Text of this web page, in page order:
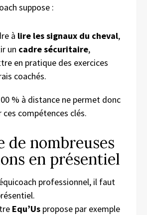
suppose :
à lire les signaux du cheval,
un cadre sécuritaire,
en pratique des exercices
coachés.
% à distance ne permet donc
ces compétences clés.
de nombreuses
en présentiel
professionnel, il faut
Equ’Us propose par exemple